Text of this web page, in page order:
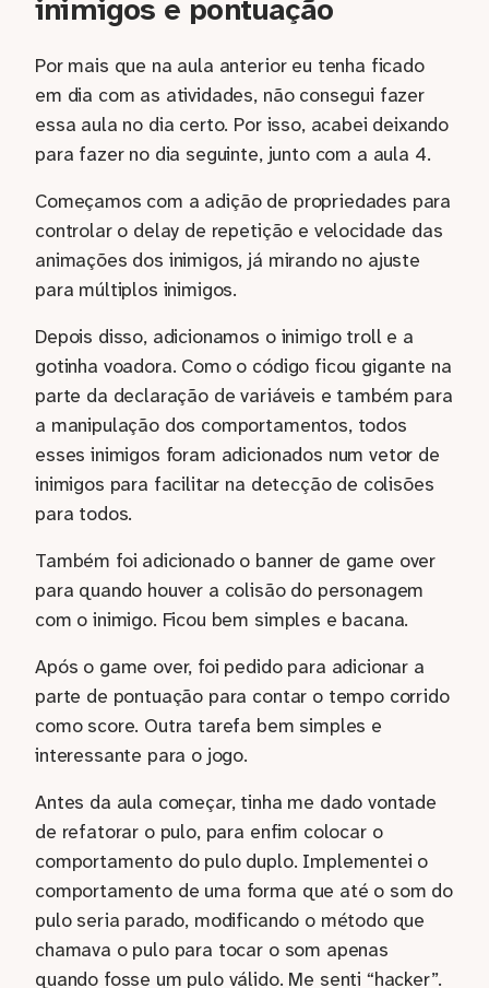
inimigos e pontuação
Por mais que na aula anterior eu tenha ficado
em dia com as atividades, não consegui fazer
essa aula no dia certo. Por isso, acabei deixando
para fazer no dia seguinte, junto com a aula 4.
Começamos com a adição de propriedades para
controlar o delay de repetição e velocidade das
animações dos inimigos, já mirando no ajuste
para múltiplos inimigos.
Depois disso, adicionamos o inimigo troll e a
gotinha voadora. Como o código ficou gigante na
parte da declaração de variáveis e também para
a manipulação dos comportamentos, todos
esses inimigos foram adicionados num vetor de
inimigos para facilitar na detecção de colisões
para todos.
Também foi adicionado o banner de game over
para quando houver a colisão do personagem
com o inimigo. Ficou bem simples e bacana.
Após o game over, foi pedido para adicionar a
parte de pontuação para contar o tempo corrido
como score. Outra tarefa bem simples e
interessante para o jogo.
Antes da aula começar, tinha me dado vontade
de refatorar o pulo, para enfim colocar o
comportamento do pulo duplo. Implementei o
comportamento de uma forma que até o som do
pulo seria parado, modificando o método que
chamava o pulo para tocar o som apenas
quando fosse um pulo válido. Me senti “hacker”.